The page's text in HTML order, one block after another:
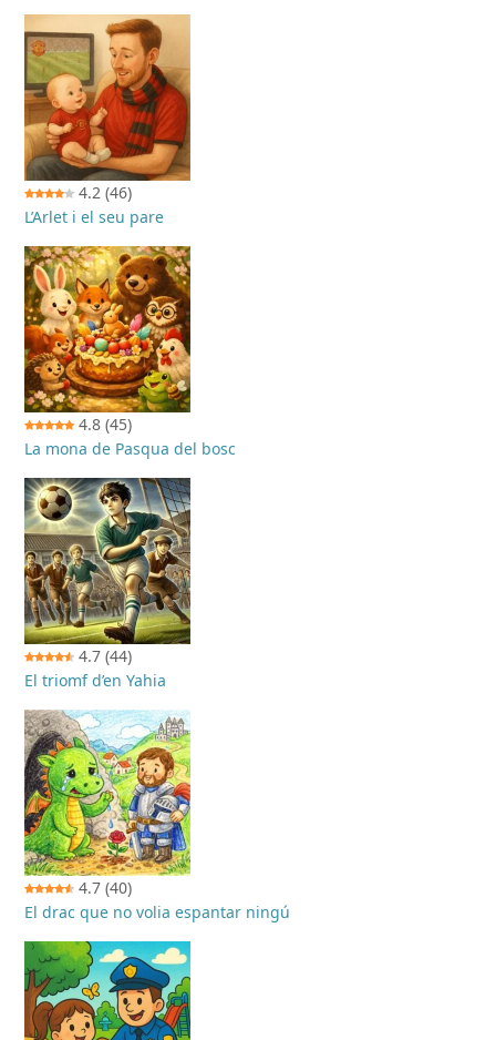
4.2 (46)
L’Arlet i el seu pare
4.8 (45)
La mona de Pasqua del bosc
4.7 (44)
El triomf d’en Yahia
4.7 (40)
El drac que no volia espantar ningú